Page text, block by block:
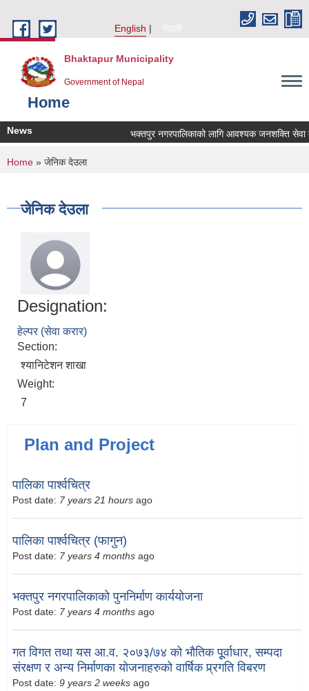
English
नेपाली
Bhaktapur Municipality
Government of Nepal
Home
News भक्तपुर नगरपालिकाको लागि आवश्यक जनशक्ति सेवा
You are here
Home » जेनिक देउला
जेनिक देउला
Designation:
हेल्पर (सेवा करार)
Section:
श्यानिटेशन शाखा
Weight:
7
Plan and Project
पालिका पार्श्वचित्र
Post date: 7 years 21 hours ago
पालिका पार्श्वचित्र (फागुन)
Post date: 7 years 4 months ago
भक्तपुर नगरपालिकाको पुननिर्माण कार्ययोजना
Post date: 7 years 4 months ago
गत विगत तथा यस आ.व. २०७३/७४ को भौतिक पूूर्वाधार, सम्पदा
संरक्षण र अन्य निर्माणका योजनाहरुको वार्षिक प्र्रगति विबरण
Post date: 9 years 2 weeks ago